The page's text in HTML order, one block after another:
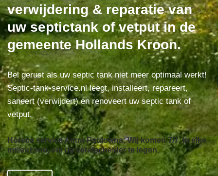
verwijdering & reparatie van
uw septictank of vetput in de
gemeente Hollands Kroon.
Bel gerust als uw septic tank niet meer optimaal werkt!
Septic-tank-service.nl leegt, installeert, repareert,
saneert (verwijdert) en renoveert uw septic tank of
vetput.
Horeca service Anna-Paulowna: Wij komen 7/7, in elke
milieuzone, om de vetafscheider te legen.